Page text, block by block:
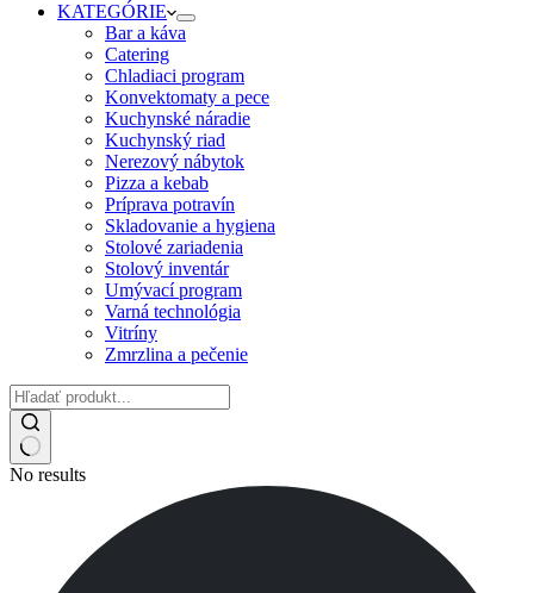
KATEGÓRIE
Bar a káva
Catering
Chladiaci program
Konvektomaty a pece
Kuchynské náradie
Kuchynský riad
Nerezový nábytok
Pizza a kebab
Príprava potravín
Skladovanie a hygiena
Stolové zariadenia
Stolový inventár
Umývací program
Varná technológia
Vitríny
Zmrzlina a pečenie
No results